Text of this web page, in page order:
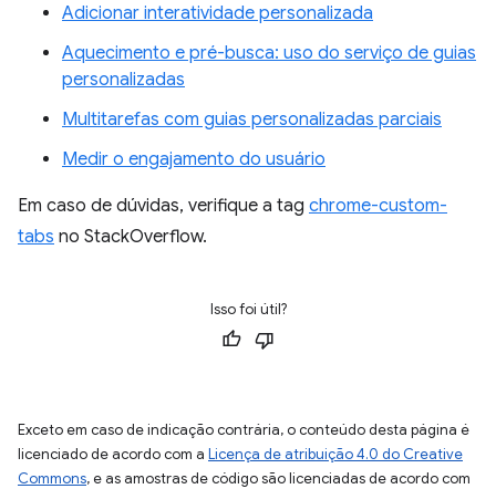
Adicionar interatividade personalizada
Aquecimento e pré-busca: uso do serviço de guias
personalizadas
Multitarefas com guias personalizadas parciais
Medir o engajamento do usuário
Em caso de dúvidas, verifique a tag chrome-custom-
tabs no StackOverflow.
Isso foi útil?
Exceto em caso de indicação contrária, o conteúdo desta página é
licenciado de acordo com a Licença de atribuição 4.0 do Creative
Commons, e as amostras de código são licenciadas de acordo com